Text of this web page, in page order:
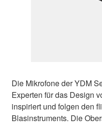
Die Mikrofone der YDM
Experten für das Design
inspiriert und folgen den
Blasinstruments. Die